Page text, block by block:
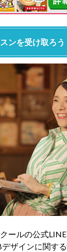
ンを受け取ろう
ールの公式
ザインに関す